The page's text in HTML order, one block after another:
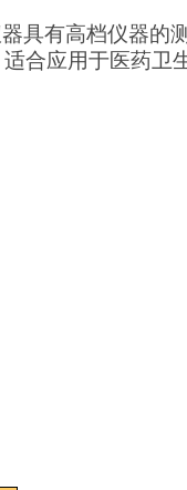
具有高档仪器的
合应用于医药卫